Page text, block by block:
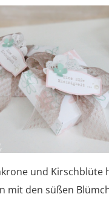
und Kirschblüte
mit den süßen